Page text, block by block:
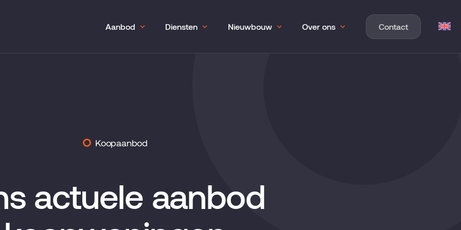
Aanbod Diensten Nieuwbouw Over ons Contact
Koopaanbod
actuele aanbod